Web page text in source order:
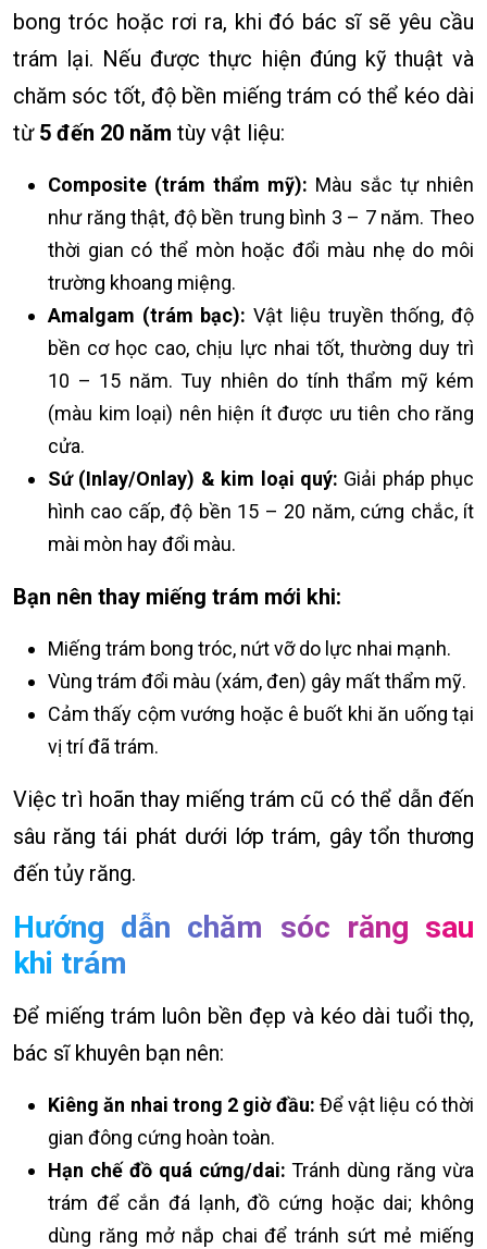
bong tróc hoặc rơi ra, khi đó bác sĩ sẽ yêu cầu
trám lại. Nếu được thực hiện đúng kỹ thuật và
chăm sóc tốt, độ bền miếng trám có thể kéo dài
từ 5 đến 20 năm tùy vật liệu:
Composite (trám thẩm mỹ): Màu sắc tự nhiên
như răng thật, độ bền trung bình 3 – 7 năm. Theo
thời gian có thể mòn hoặc đổi màu nhẹ do môi
trường khoang miệng.
Amalgam (trám bạc): Vật liệu truyền thống, độ
bền cơ học cao, chịu lực nhai tốt, thường duy trì
10 – 15 năm. Tuy nhiên do tính thẩm mỹ kém
(màu kim loại) nên hiện ít được ưu tiên cho răng
cửa.
Sứ (Inlay/Onlay) & kim loại quý: Giải pháp phục
hình cao cấp, độ bền 15 – 20 năm, cứng chắc, ít
mài mòn hay đổi màu.
Bạn nên thay miếng trám mới khi:
Miếng trám bong tróc, nứt vỡ do lực nhai mạnh.
Vùng trám đổi màu (xám, đen) gây mất thẩm mỹ.
Cảm thấy cộm vướng hoặc ê buốt khi ăn uống tại
vị trí đã trám.
Việc trì hoãn thay miếng trám cũ có thể dẫn đến
sâu răng tái phát dưới lớp trám, gây tổn thương
đến tủy răng.
Hướng dẫn chăm sóc răng sau
khi trám
Để miếng trám luôn bền đẹp và kéo dài tuổi thọ,
bác sĩ khuyên bạn nên:
Kiêng ăn nhai trong 2 giờ đầu: Để vật liệu có thời
gian đông cứng hoàn toàn.
Hạn chế đồ quá cứng/dai: Tránh dùng răng vừa
trám để cắn đá lạnh, đồ cứng hoặc dai; không
dùng răng mở nắp chai để tránh sứt mẻ miếng